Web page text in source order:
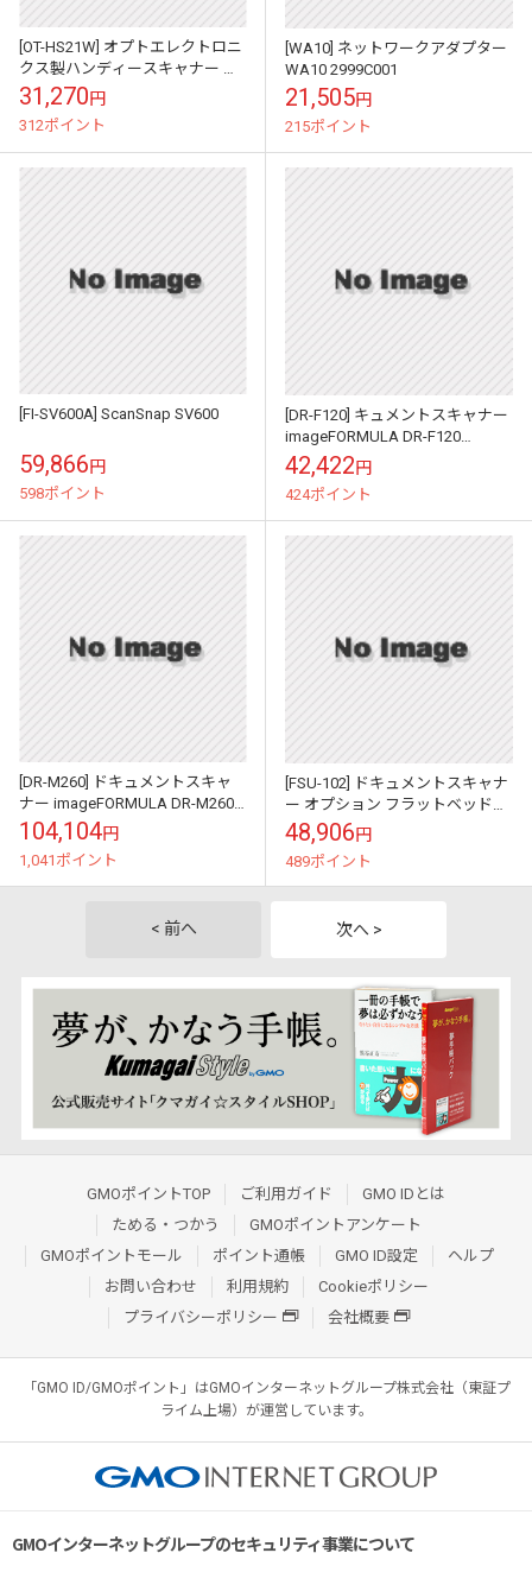
[OT-HS21W] オプトエレクトロニ
クス製ハンディースキャナー 二
次元対応ガンタイプ 白
31,270円
312ポイント
[WA10] ネットワークアダプター
WA10 2999C001
21,505円
215ポイント
[FI-SV600A] ScanSnap SV600
59,866円
598ポイント
[DR-F120] キュメントスキャナー
imageFORMULA DR-F120
9017B001
42,422円
424ポイント
[DR-M260] ドキュメントスキャ
ナー imageFORMULA DR-M260
2405C001
104,104円
1,041ポイント
[FSU-102] ドキュメントスキャナ
ー オプション フラットベッドス
キャナーユニット102 2152C001
48,906円
489ポイント
< 前へ 次へ >
GMOポイントTOP ご利用ガイド
GMO IDとは
ためる・つかう
GMOポイントアンケート
GMOポイントモール
ポイント通帳 GMO ID設定
ヘルプ
お問い合わせ
利用規約
Cookieポリシー
プライバシーポリシー
会社概要
「GMO ID/GMOポイント」はGMOインターネットグループ株式会社（東証プ
ライム上場）が運営しています。
GMOインターネットグループのセキュリティ事業について